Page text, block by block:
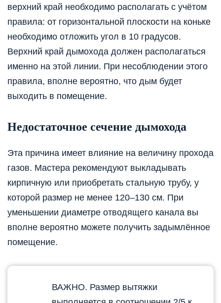
верхний край необходимо располагать с учётом
правила: от горизонтальной плоскости на коньке
необходимо отложить угол в 10 градусов.
Верхний край дымохода должен располагаться
именно на этой линии. При несоблюдении этого
правила, вполне вероятно, что дым будет
выходить в помещение.
Недостаточное сечение дымохода
Эта причина имеет влияние на величину прохода
газов. Мастера рекомендуют выкладывать
кирпичную или приобретать стальную трубу, у
которой размер не менее 120–130 см. При
уменьшении диаметре отводящего канала вы
вполне вероятно можете получить задымлённое
помещение.
ВАЖНО. Размер вытяжки